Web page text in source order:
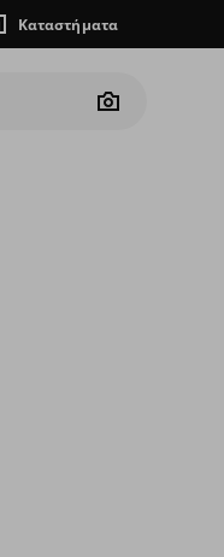
Καταστήματα
Camera